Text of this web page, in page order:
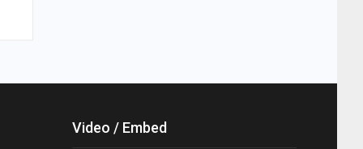
Video / Embed